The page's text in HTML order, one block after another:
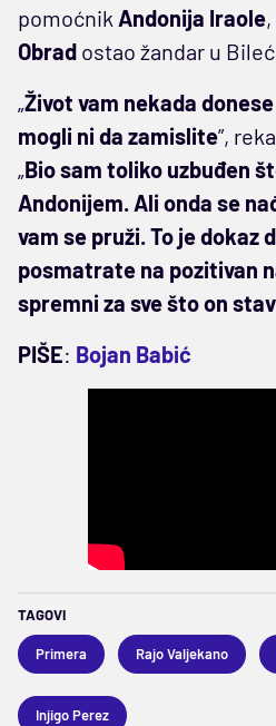
pomoćnik Andonija Iraole
Obrad ostao žandar u
„Život vam nekada
mogli ni da zamislite”,
„Bio sam toliko uzbuđen
Andonijem. Ali onda se
vam se pruži. To je dokaz
posmatrate na pozitivan
spremni za sve što on
PIŠE: Bojan Babić
TAGOVI
Primera Rajo Valjekano
Injigo Perez